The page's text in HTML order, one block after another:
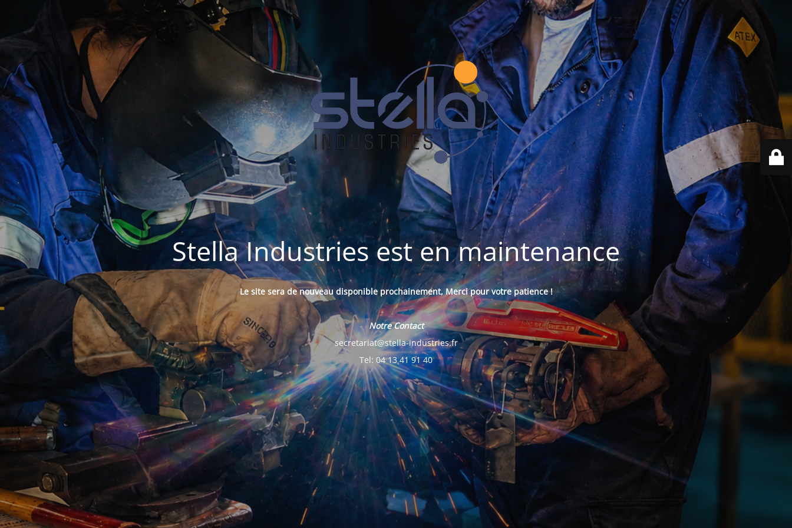
Stella Industries est en maintenance
Le site sera de nouveau disponible prochainement, Merci pour votre patience !
Notre Contact
secretariat@stella-industries.fr
Tel: 04 13 41 91 40